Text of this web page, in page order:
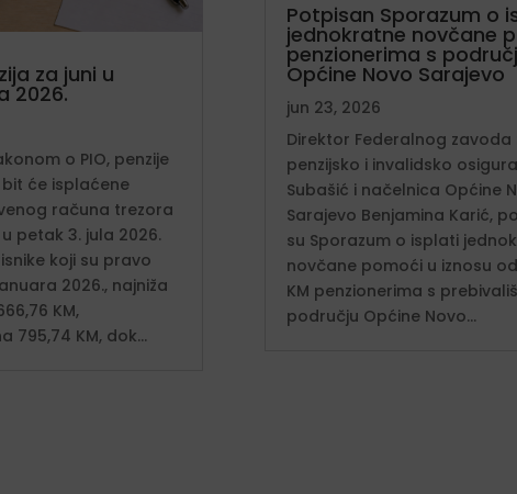
za juni u
2026.
o PIO, penzije
bit će isplaćene
računa trezora
petak 3. jula 2026.
koji su pravo
2026., najniža
KM,
795,74 KM, dok...
Potpisan Sporazum o
jednokratne novčane
penzionerima s
Općine Novo Sarajevo
jun 23, 2026
Direktor Federalnog zavoda
penzijsko i invalidsko
Subašić i načelnica Općine
Sarajevo Benjamina Karić,
su Sporazum o isplati
novčane pomoći u iznosu
KM penzionerima s
području Općine Novo...